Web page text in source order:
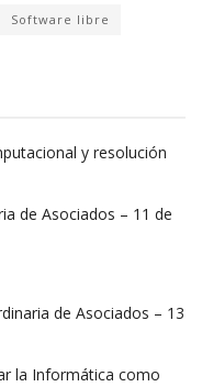
Software libre
y resolución
de Asociados – 11 de
de Asociados – 13
la Informática como